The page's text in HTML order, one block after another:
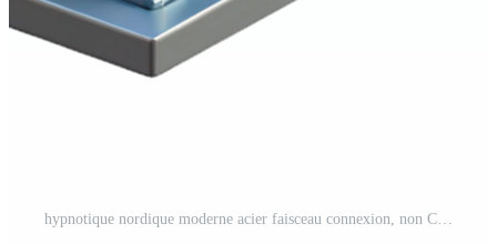
hypnotique nordique moderne acier faisceau connexion, non Contexte avec transparent Contexte. haut niveau PNG Gratuit